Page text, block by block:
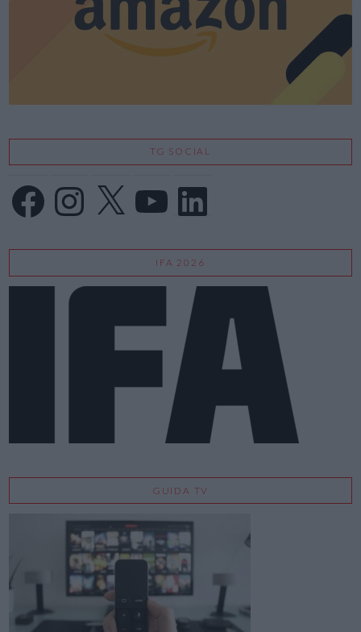
TG SOCIAL
FacebookInstagram
X LinkedIn
IFA 2026
GUIDA TV